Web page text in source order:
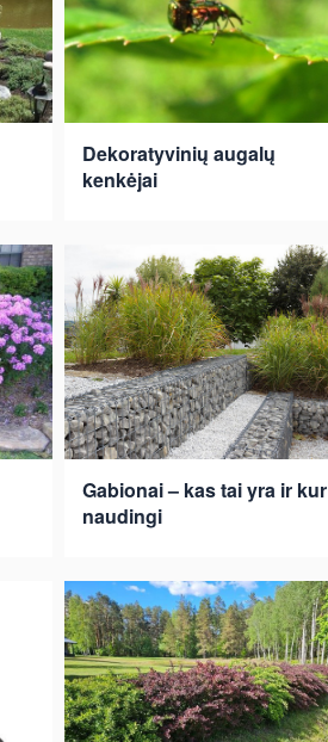
Dekoratyvinių augalų
kenkėjai
Gabionai – kas tai yra ir kur
naudingi